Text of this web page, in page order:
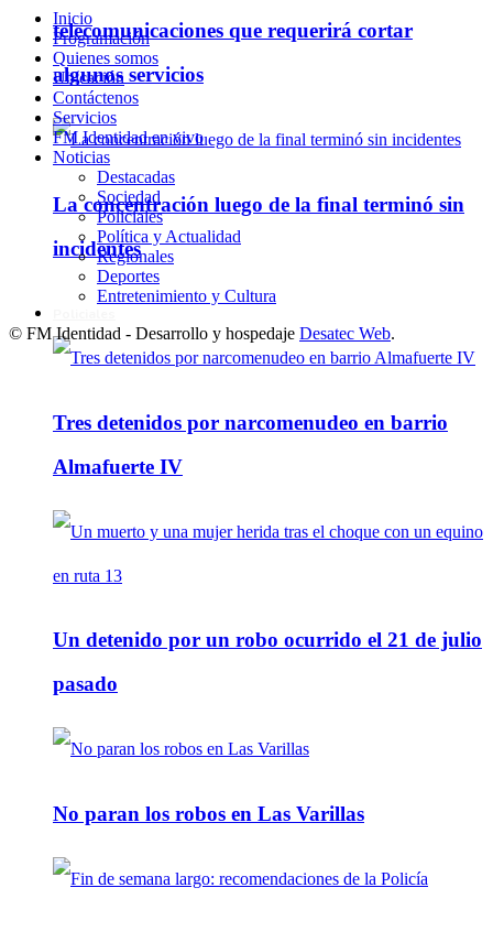
telecomunicaciones que requerirá cortar
algunos servicios
La concentración luego de la final terminó sin
incidentes
Tres detenidos por narcomenudeo en barrio
Almafuerte IV
Un detenido por un robo ocurrido el 21 de julio
pasado
No paran los robos en Las Varillas
Inicio
Programación
Quienes somos
Ubicación
Contáctenos
Servicios
FM Identidad en vivo
Noticias
Destacadas
Sociedad
Policiales
Política y Actualidad
Regionales
Deportes
Entretenimiento y Cultura
© FM Identidad - Desarrollo y hospedaje Desatec Web.